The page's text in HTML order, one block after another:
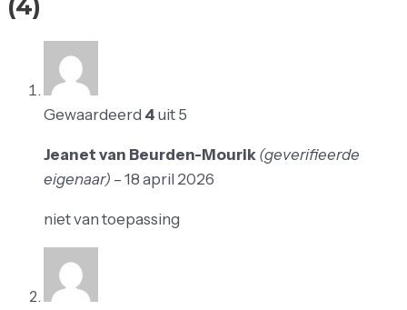
(4)
Gewaardeerd 4 uit 5
Jeanet van Beurden-Mourik (geverifieerde
eigenaar) – 18 april 2026
niet van toepassing